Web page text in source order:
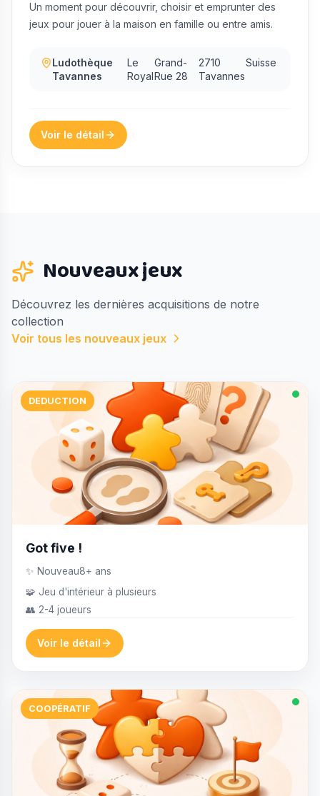
Un moment pour découvrir, choisir et emprunter des
jeux pour jouer à la maison en famille ou entre amis.
Ludothèque
Tavannes
Le
Royal
Grand-
Rue 28
2710
Tavannes
Suisse
Voir le détail
Nouveaux jeux
Découvrez les dernières acquisitions de notre
collection
Voir tous les nouveaux jeux
DEDUCTION
Got five !
✨ Nouveau8+ ans
🧩 Jeu d'intérieur à plusieurs
👥 2-4 joueurs
Voir le détail
COOPÉRATIF